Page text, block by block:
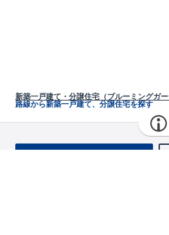
新築一戸建て・分譲住宅（ブルーミングガ
路線から新築一戸建て、分譲住宅を探す